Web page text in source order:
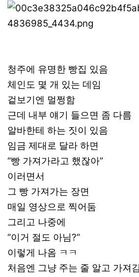
본문
청주에 유명한 빵집 있음
체인도 몇 개 있는 데임
겉보기엔 멀쩡함
근데 내부 얘기 들으면 좀 다름
알바한테 하는 짓이 있음
임금 제대로 달라 하면
“빵 가져가라고 했잖아”
이러면서
그 빵 가져가는 장면
매일 영상으로 찍어둠
그리고 나중에
“이거 절도 아님?”
이렇게 나옴 ㅋㅋ
처음엔 그냥 주는 줄 알고 가져